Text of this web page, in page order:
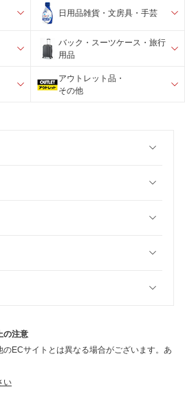
日用品雑貨・文房具・手芸
バック・スーツケース・旅行
用品
アウトレット品・
その他
の注意
ECサイトとは異なる場合がございます。あ
い